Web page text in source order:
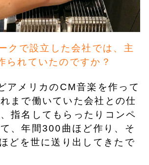
クで設立した会社では、主
られていたのですか？
アメリカのCM音楽を作って
まで働いていた会社との仕
指名してもらったりコンペ
、年間300曲ほど作り、そ
どを世に送り出してきたで